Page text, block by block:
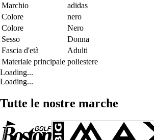
Marchio
adidas
Colore
nero
Colore
Nero
Sesso
Donna
Fascia d'età
Adulti
Materiale principale poliestere
Loading...
Loading...
Tutte le nostre marche